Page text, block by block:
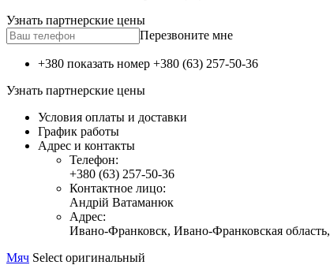
Узнать партнерские цены
Перезвоните мне
+380 показать номер +380 (63) 257-50-36
Узнать партнерские цены
Условия оплаты и доставки
График работы
Адрес и контакты
Телефон:
+380 (63) 257-50-36
Контактное лицо:
Андрій Ватаманюк
Адрес:
Ивано-Франковск, Ивано-Франковская область,
Мяч Select оригинальный